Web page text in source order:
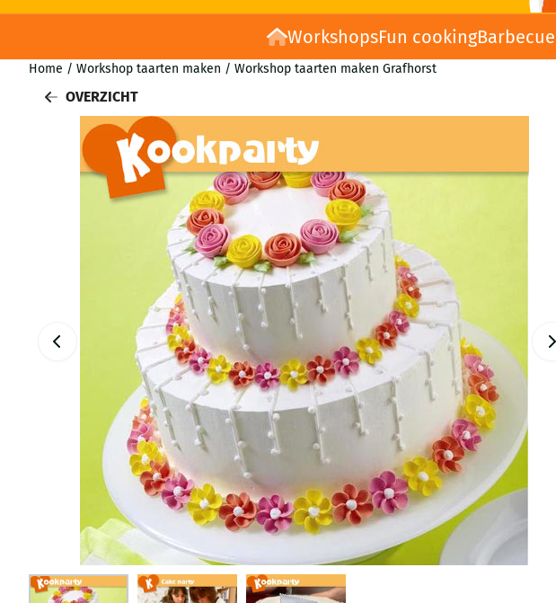
WorkshopsFun cookingBarbecue
Home / Workshop taarten maken / Workshop taarten maken Grafhorst
OVERZICHT